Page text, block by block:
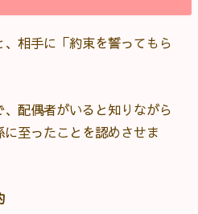
相手に「約束を誓ってもら
配偶者がいると知りながら
至ったことを認めさせま